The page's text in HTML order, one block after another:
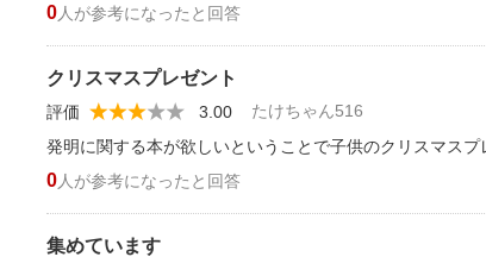
0人が参考になったと回答
クリスマスプレゼント
たけちゃん516
評価 3.00
発明に関する本が欲しいということで子供のクリスマス
0人が参考になったと回答
集めています